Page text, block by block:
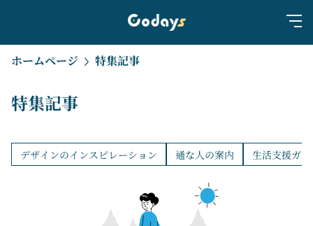
ホームページ 特集記事
特集記事
デザインのインスピレーション 通な人の案内 生活支援ガ